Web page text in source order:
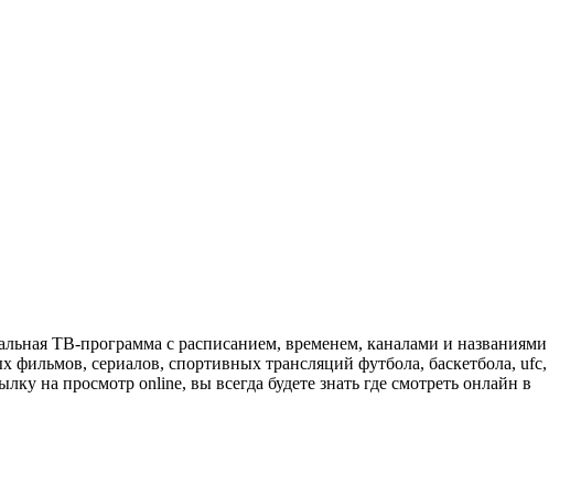
ТВ-программа с расписанием, временем, каналами и названиями
сериалов, спортивных трансляций футбола, баскетбола, ufc,
на просмотр online, вы всегда будете знать где смотреть онлайн в